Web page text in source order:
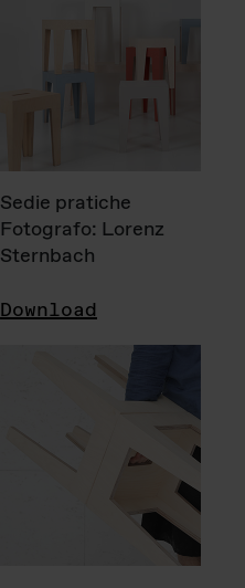
Sedie pratiche
Fotografo: Lorenz
Sternbach
Download